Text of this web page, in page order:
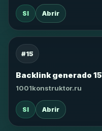
SI Abrir
#15
Backlink generado 15
1001konstruktor.ru
SI Abrir